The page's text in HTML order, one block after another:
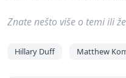
Znate nešto više o temi ili
Hillary Duff Matthew